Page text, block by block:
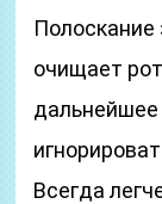
Полоскание
очищает
дальнейшее
Всегда